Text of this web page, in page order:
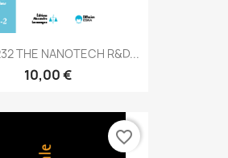
THE NANOTECH R&D...
10,00 €
favorite_border